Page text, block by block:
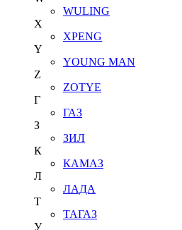
WULING
X
XPENG
Y
YOUNG MAN
Z
ZOTYE
Г
ГАЗ
З
ЗИЛ
К
КАМАЗ
Л
ЛАДА
Т
ТАГАЗ
У